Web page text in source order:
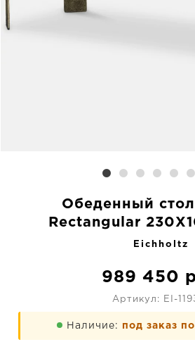
Обеденный
Rectangular
Eichholtz
989 450
Артикул: EI-
Наличие: под заказ